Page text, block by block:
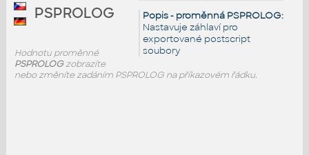
Popis - proměnná PSPROLOG:
Nastavuje záhlaví pro
exportované postscript
soubory
PSPROLOG
Hodnotu proměnné
PSPROLOGzobrazíte
nebo změníte zadáním PSPROLOG na příkazovém řádku.